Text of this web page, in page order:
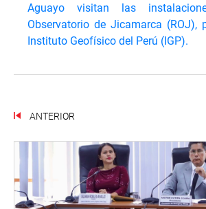
Aguayo visitan las
Observatorio de Jicamarca (ROJ),
Instituto Geofísico del Perú (IGP).
ANTERIOR